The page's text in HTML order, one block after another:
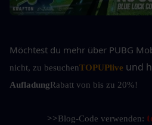
Möchtest du mehr über PUBG
nicht, zu besuchenTOPUPlive und
AufladungRabatt von bis zu 20%!
>>Blog-Code verwenden: